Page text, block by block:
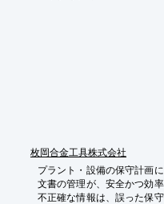
枚岡合金工具株式会社
プラント・設備の保守計画
文書の管理が、安全かつ効
不正確な情報は、誤った保